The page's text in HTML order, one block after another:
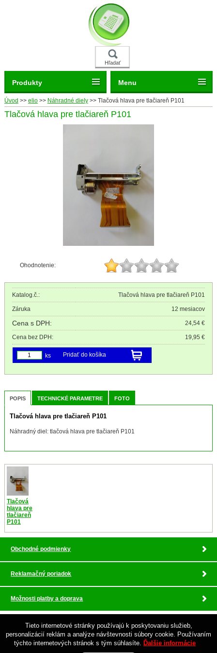
Hľadať
Úvod >> elio >> Náhradné diely >> Tlačová hlava pre tlačiareň P101
Tlačová hlava pre tlačiareň P101
Ohodnotenie:
Katalog.č.: Tlačová hlava pre tlačiareň P101
Záruka 12 mesiacov
Cena s DPH: 24,54 €
Cena bez DPH: 19,95 €
Pridať do košíka
ks
POPIS TECHNICKÉ PARAMETRE FOTO
Tlačová hlava pre tlačiareň P101
Náhradný diel: tlačová hlava pre tlačiareň P101
Tlačová
hlava pre
tlačiareň
P101
Produkty
Obchodné podmienky
Reklamačný poriadok
Možnosti platby a doprava
© 2026 Pokladnicne centrum , profesionalny servis •tvorba eshopu cez UNIobchod
webhostingspoločnostiWEBYGROUP
Menu
Tieto internetové stránky používajú k poskytovaniu služieb,
personalizácií reklám a analýze návštevnosti súbory cookie. Používaním
týchto internetových stránok s tým súhlasíte. Ďalšie informácie